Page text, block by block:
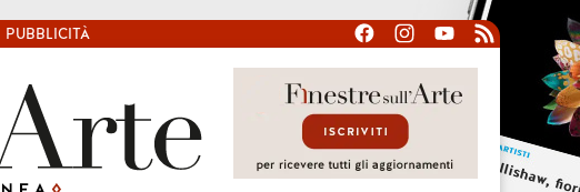
PUBBLICITÀ